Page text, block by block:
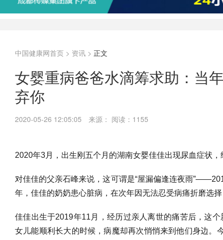
中国健康网首页 > 资讯 > 正文
女婴重病爸爸水滴筹求助：当
弃你
2020-05-26 12:05:05 来源： 阅读：1155
2020年3月，出生刚五个月的湖南女婴佳佳出现尿血症状
对佳佳的父亲石峰来说，这可谓是“屋漏偏逢连夜雨
年，佳佳的奶奶患心脏病，在次年因无法忍受病痛折磨选
佳佳出生于2019年11月，经历过亲人离世的痛苦后，这
女儿能顺利长大的时候，病魔却再次悄悄来到他们身边